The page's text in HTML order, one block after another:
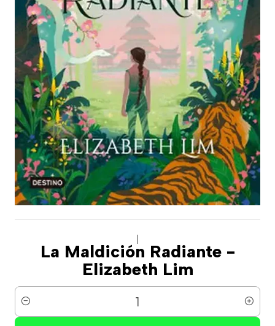
La Maldición Radiante -
Elizabeth Lim
Cantidad